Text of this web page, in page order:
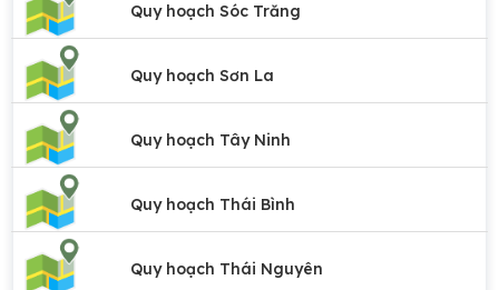
Quy hoạch Sóc Trăng
Quy hoạch Sơn La
Quy hoạch Tây Ninh
Quy hoạch Thái Bình
Quy hoạch Thái Nguyên